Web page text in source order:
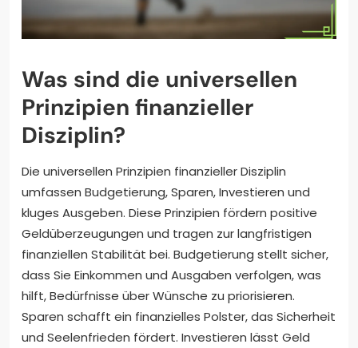
Was sind die universellen
Prinzipien finanzieller
Disziplin?
Die universellen Prinzipien finanzieller Disziplin
umfassen Budgetierung, Sparen, Investieren und
kluges Ausgeben. Diese Prinzipien fördern positive
Geldüberzeugungen und tragen zur langfristigen
finanziellen Stabilität bei. Budgetierung stellt sicher,
dass Sie Einkommen und Ausgaben verfolgen, was
hilft, Bedürfnisse über Wünsche zu priorisieren.
Sparen schafft ein finanzielles Polster, das Sicherheit
und Seelenfrieden fördert. Investieren lässt Geld